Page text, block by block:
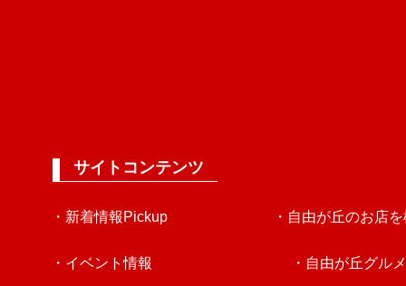
サイトコンテンツ
・新着情報Pickup
・イベント情報
・自由が丘のお店
・自由が丘グルメ